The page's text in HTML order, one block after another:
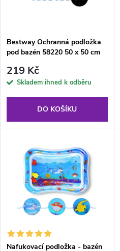
p
r
o
d
ů
s
p
r
ů
Bestway Ochranná podložka
pod bazén 58220 50 x 50 cm
219 Kč
Skladem ihned k odběru
DO KOŠÍKU
Nafukovací podložka - bazén